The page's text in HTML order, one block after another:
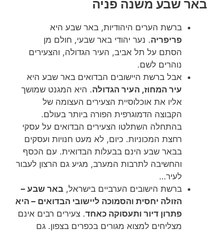
באר שבע משנה פניה
ברשת הערים היהודיות, באר שבע היא
פריפריה. נער יהודי באר שבעי, חולם מן
הסתם על תל אביב, העיר הגדולה, והצעירים
נוהרים לשם.
אבל ברשת היישובים הבדואים באר שבע היא
עיר המחוז, העיר הגדולה. היא המגנט שמושך
אליו את אוכלוסיית הצעירים העצומה של
הקבוצה הדמוגרפית הפורה ביותר בעולם.
בהתחלה השתלטו הצעירים הבדואים על עסקי
רחצת המכוניות. כיום, לא מעט חנויות ועסקים
בבאר שבע הינם בבעלות הבדואית. עם הכסף
והחשיבה לתרבות המערב, מגיע גם הרצון לעבור
לעיר…
ברשת הישובים הערביים בישראל, באר שבע –
הזולה יחסית והסמוכה ליישובי הבדואים – היא
פתרון דיור ותעסוקה כאחד. צעירים רבים אינם
מצליחים למצוא מגורים בכפרים בצפון. גם